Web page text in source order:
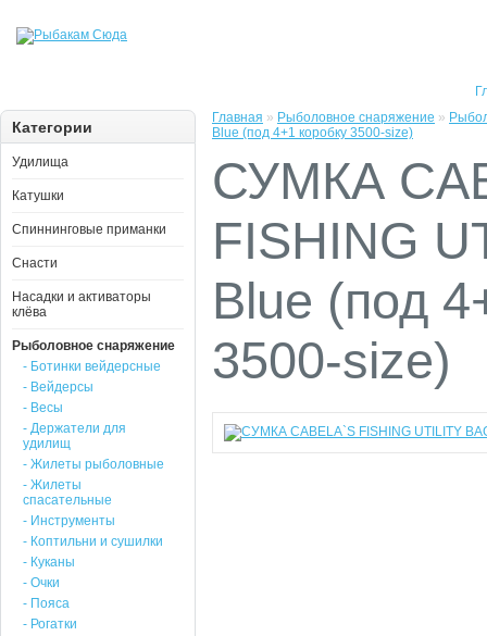
Категории
Удилища
Катушки
Спиннинговые приманки
Снасти
Насадки и активаторы
клёва
Рыболовное снаряжение
- Ботинки вейдерсные
- Вейдерсы
- Весы
- Держатели для
удилищ
- Жилеты рыболовные
- Жилеты
спасательные
- Инструменты
- Коптильни и сушилки
- Куканы
- Очки
- Пояса
- Рогатки
Главная » Рыболовное снаряжение »
Blue (под 4+1 коробку 3500-size)
СУМКА
FISHING
Blue (под
3500-size)